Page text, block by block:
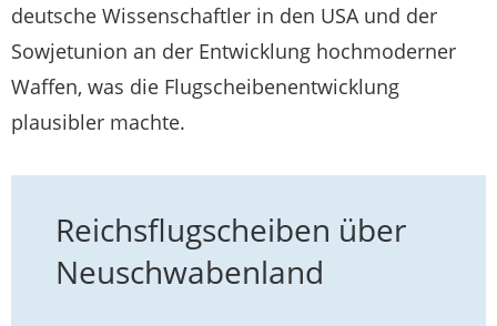
deutsche Wissenschaftler in den USA und der
Sowjetunion an der Entwicklung hochmoderner
Waffen, was die Flugscheibenentwicklung
plausibler machte.
Reichsflugscheiben über
Neuschwabenland